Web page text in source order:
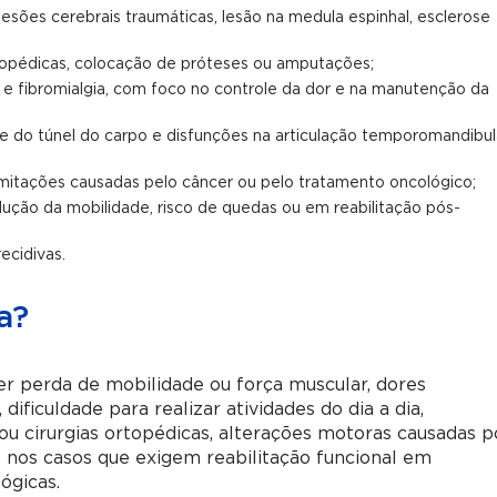
cerebrais traumáticas, lesão na medula espinhal, esclerose
colocação de próteses ou amputações;
fibromialgia, com foco no controle da dor e na manutenção da
do túnel do carpo e disfunções na articulação
causadas pelo câncer ou pelo tratamento oncológico;
da mobilidade, risco de quedas ou em reabilitação pós-
perda de mobilidade ou força muscular, dores
para realizar atividades do dia a dia,
cirurgias ortopédicas, alterações motoras causadas
casos que exigem reabilitação funcional em